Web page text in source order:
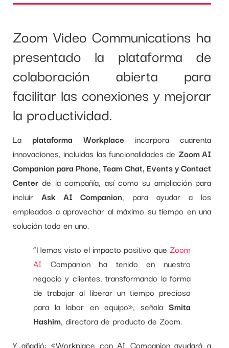
Zoom Video Communications ha
presentado la plataforma de
colaboración abierta para
facilitar las conexiones y mejorar
la productividad.
La plataforma Workplace incorpora cuarenta
innovaciones, incluidas las funcionalidades de Zoom AI
Companion para Phone, Team Chat, Events y Contact
Center de la compañía, así como su ampliación para
incluir Ask AI Companion, para ayudar a los
empleados a aprovechar al máximo su tiempo en una
solución todo en uno.
“Hemos visto el impacto positivo que Zoom
AI Companion ha tenido en nuestro
negocio y clientes, transformando la forma
de trabajar al liberar un tiempo precioso
para la labor en equipo», señala Smita
Hashim, directora de producto de Zoom.
Y añadió: «Workplace con AI Companion ayudará a